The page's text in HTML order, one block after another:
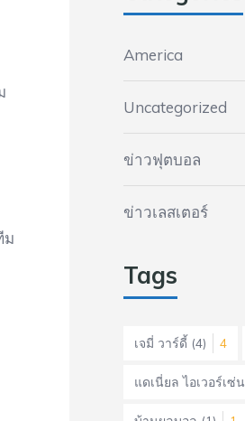
ม
America
Uncategorized
ข่าวฟุตบอล
ข่าวเลสเตอร์
Tags
เจมี่ วาร์ดี้ (4) 4
แดเนี่ยล ไอเวอร์เซ่น